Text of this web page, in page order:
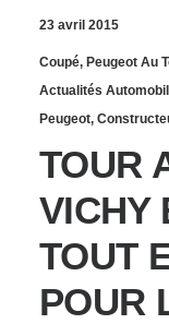
23 avril 2015
Coupé, Peugeot Au
Actualités
Peugeot,
TOUR
VICHY
TOUT
POUR